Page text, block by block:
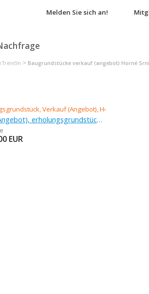
Melden Sie sich an!
Trenčín > Baugrundstücke verkauf (angebot) Horné
Verkauf (Angebot), erholungsgrundstück, 14 367 m
EUR